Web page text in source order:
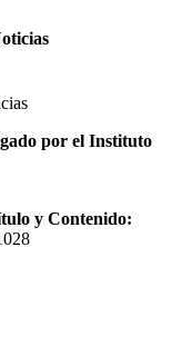
por el Instituto
y Contenido: